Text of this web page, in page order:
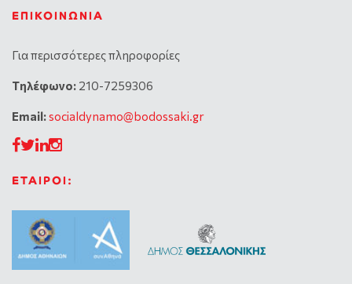
ΕΠΙΚΟΙΝΩΝΊΑ
Για περισσότερες πληροφορίες
Tηλέφωνο: 210-7259306
Email:socialdynamo@bodossaki.gr
ΕΤΑΙΡΟΙ: